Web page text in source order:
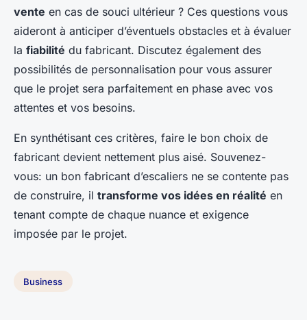
vente en cas de souci ultérieur ? Ces questions vous
aideront à anticiper d’éventuels obstacles et à évaluer
la fiabilité du fabricant. Discutez également des
possibilités de personnalisation pour vous assurer
que le projet sera parfaitement en phase avec vos
attentes et vos besoins.
En synthétisant ces critères, faire le bon choix de
fabricant devient nettement plus aisé. Souvenez-
vous: un bon fabricant d’escaliers ne se contente pas
de construire, il transforme vos idées en réalité en
tenant compte de chaque nuance et exigence
imposée par le projet.
Business